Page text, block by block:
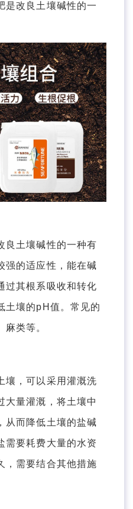
是改良土壤碱性的一
土壤碱性的一种有
强的适应性，能在碱
过其根系吸收和转化
土壤的pH值。常见的
类等。
，可以采用灌溉洗
大量灌溉，将土壤中
从而降低土壤的盐碱
需要耗费大量的水资
，需要结合其他措施